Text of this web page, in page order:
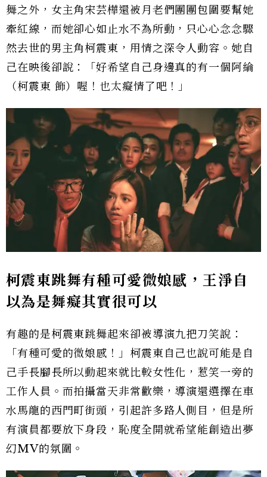
舞之外，女主角宋芸樺還被月老們團團包圍要幫她
牽紅線，而她卻心如止水不為所動，只心心念念驟
然去世的男主角柯震東，用情之深令人動容。她自
己在映後卻說：「好希望自己身邊真的有一個阿綸
（柯震東 飾）喔！也太癡情了吧！」
柯震東跳舞有種可愛微娘感，王淨自
以為是舞癡其實很可以
有趣的是柯震東跳舞起來卻被導演九把刀笑說：
「有種可愛的微娘感！」柯震東自己也說可能是自
己手長腳長所以動起來就比較女性化，惹笑一旁的
工作人員。而拍攝當天非常歡樂，導演還選擇在車
水馬龍的西門町街頭，引起許多路人側目，但是所
有演員都要放下身段，恥度全開就希望能創造出夢
幻MV的氛圍。